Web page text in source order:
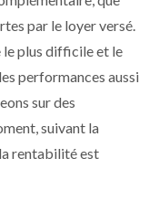
par le loyer versé.
le plus difficile et le
performances aussi
sur des
suivant la
rentabilité est